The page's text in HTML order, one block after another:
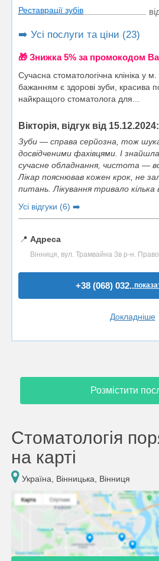
Реставрації зубів
➡️ Усі послуги та ціни (23)
🎁 Знижка 5% за промокодом
Cучасна стоматологічна клініка у
бажанням є здорові зуби, красива
найкращого стоматолога для...
Вікторія, відгук від 15.12.2024:
Зуби — справа серйозна, тож
досвідченими фахівцями. І
сучасне обладнання, чистота —
Лікар пояснював кожен крок, не
питань. Лікування тривало кілька
Усі відгуки (6) ➡️
📍 Адреса
Вінниця, вул. Трамвайна 3в р-н.
+38 (068) 032..
Докладніше
Розмістити
Стоматологія
на карті
Україна, Вінницька, Вінниця